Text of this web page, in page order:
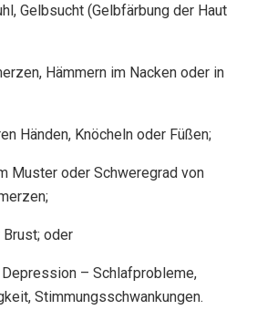
Gelbsucht (Gelbfärbung der Haut
Hämmern im Nacken oder in
Händen, Knöcheln oder Füßen;
Muster oder Schweregrad von
oder
– Schlafprobleme,
Stimmungsschwankungen.